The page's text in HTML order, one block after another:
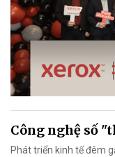
Công nghệ số
Phát triển kinh tế đêm